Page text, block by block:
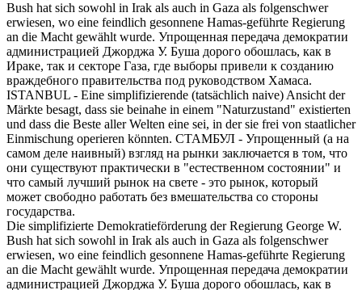
Bush hat sich sowohl in Irak als auch in Gaza als folgenschwer
erwiesen, wo eine feindlich gesonnene Hamas-geführte Regierung
an die Macht gewählt wurde. Упрощенная передача демократии
администрацией Джорджа У. Буша дорого обошлась, как в
Ираке, так и секторе Газа, где выборы привели к созданию
враждебного правительства под руководством Хамаса.
ISTANBUL - Eine simplifizierende (tatsächlich naive) Ansicht der
Märkte besagt, dass sie beinahe in einem "Naturzustand" existierten
und dass die Beste aller Welten eine sei, in der sie frei von staatlicher
Einmischung operieren könnten. СТАМБУЛ - Упрощенный (а на
самом деле наивный) взгляд на рынки заключается в том, что
они существуют практически в "естественном состоянии" и
что самый лучший рынок на свете - это рынок, который
может свободно работать без вмешательства со стороны
государства.
Die simplifizierte Demokratieförderung der Regierung George W.
Bush hat sich sowohl in Irak als auch in Gaza als folgenschwer
erwiesen, wo eine feindlich gesonnene Hamas-geführte Regierung
an die Macht gewählt wurde. Упрощенная передача демократии
администрацией Джорджа У. Буша дорого обошлась, как в